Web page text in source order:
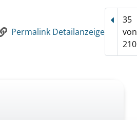
Permalink Detailanzeige
35
von
210